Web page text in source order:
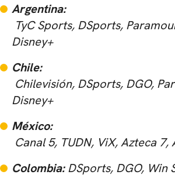
Argentina:
TyC Sports, DSports,
Disney+
Chile:
Chilevisión, DSports, DGO,
Disney+
México:
Canal 5, TUDN, ViX, Azteca 7,
Colombia:DSports, DGO, Win